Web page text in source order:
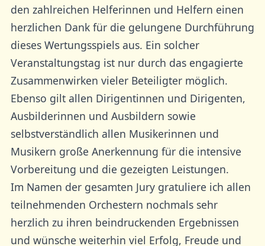
den zahlreichen Helferinnen und Helfern einen
herzlichen Dank für die gelungene Durchführung
dieses Wertungsspiels aus. Ein solcher
Veranstaltungstag ist nur durch das engagierte
Zusammenwirken vieler Beteiligter möglich.
Ebenso gilt allen Dirigentinnen und Dirigenten,
Ausbilderinnen und Ausbildern sowie
selbstverständlich allen Musikerinnen und
Musikern große Anerkennung für die intensive
Vorbereitung und die gezeigten Leistungen.
Im Namen der gesamten Jury gratuliere ich allen
teilnehmenden Orchestern nochmals sehr
herzlich zu ihren beindruckenden Ergebnissen
und wünsche weiterhin viel Erfolg, Freude und